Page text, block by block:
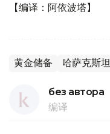
【编译：阿依波塔】
黄金储备 哈萨克斯坦
без автора
编译